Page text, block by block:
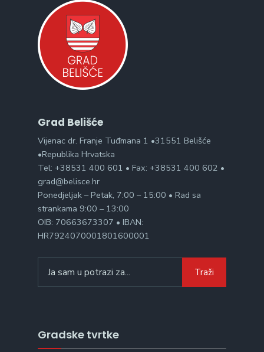
Grad Belišće
Vijenac dr. Franje Tuđmana 1 •31551 Belišće
•Republika Hrvatska
Tel: +38531 400 601 • Fax: +38531 400 602 •
grad@belisce.hr
Ponedjeljak – Petak, 7:00 – 15:00 • Rad sa
strankama 9:00 – 13:00
OIB: 70663673307 • IBAN:
HR7924070001801600001
for:
Traži
Gradske tvrtke